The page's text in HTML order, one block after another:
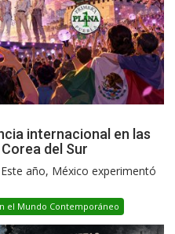
internacional en las
del Sur
año, México experimentó
el Mundo Contemporáneo